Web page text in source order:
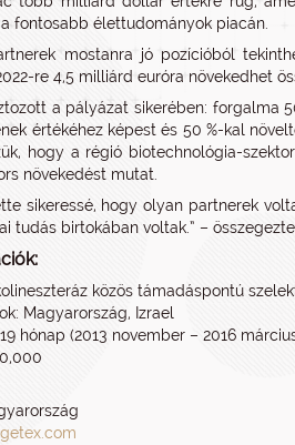
fontosabb élettudományok piacán.
mostanra jó pozícióból
re 4,5 milliárd euróra növekedhet
a pályázat sikerében: forgalma
értékéhez képest és 50 %-kal
hogy a régió biotechnológia-
növekedést mutat.
sikeressé, hogy olyan partnerek
tudás birtokában voltak.” –
közös támadáspontú
Magyarország, Izrael
hónap (2013 november – 2016